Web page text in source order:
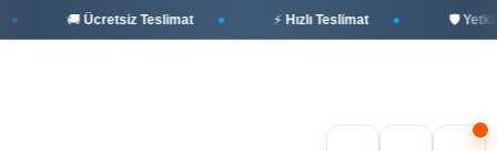
🚚 Ücretsiz Teslimat ⚡ Hızlı Teslimat 🛡️ Yetkili